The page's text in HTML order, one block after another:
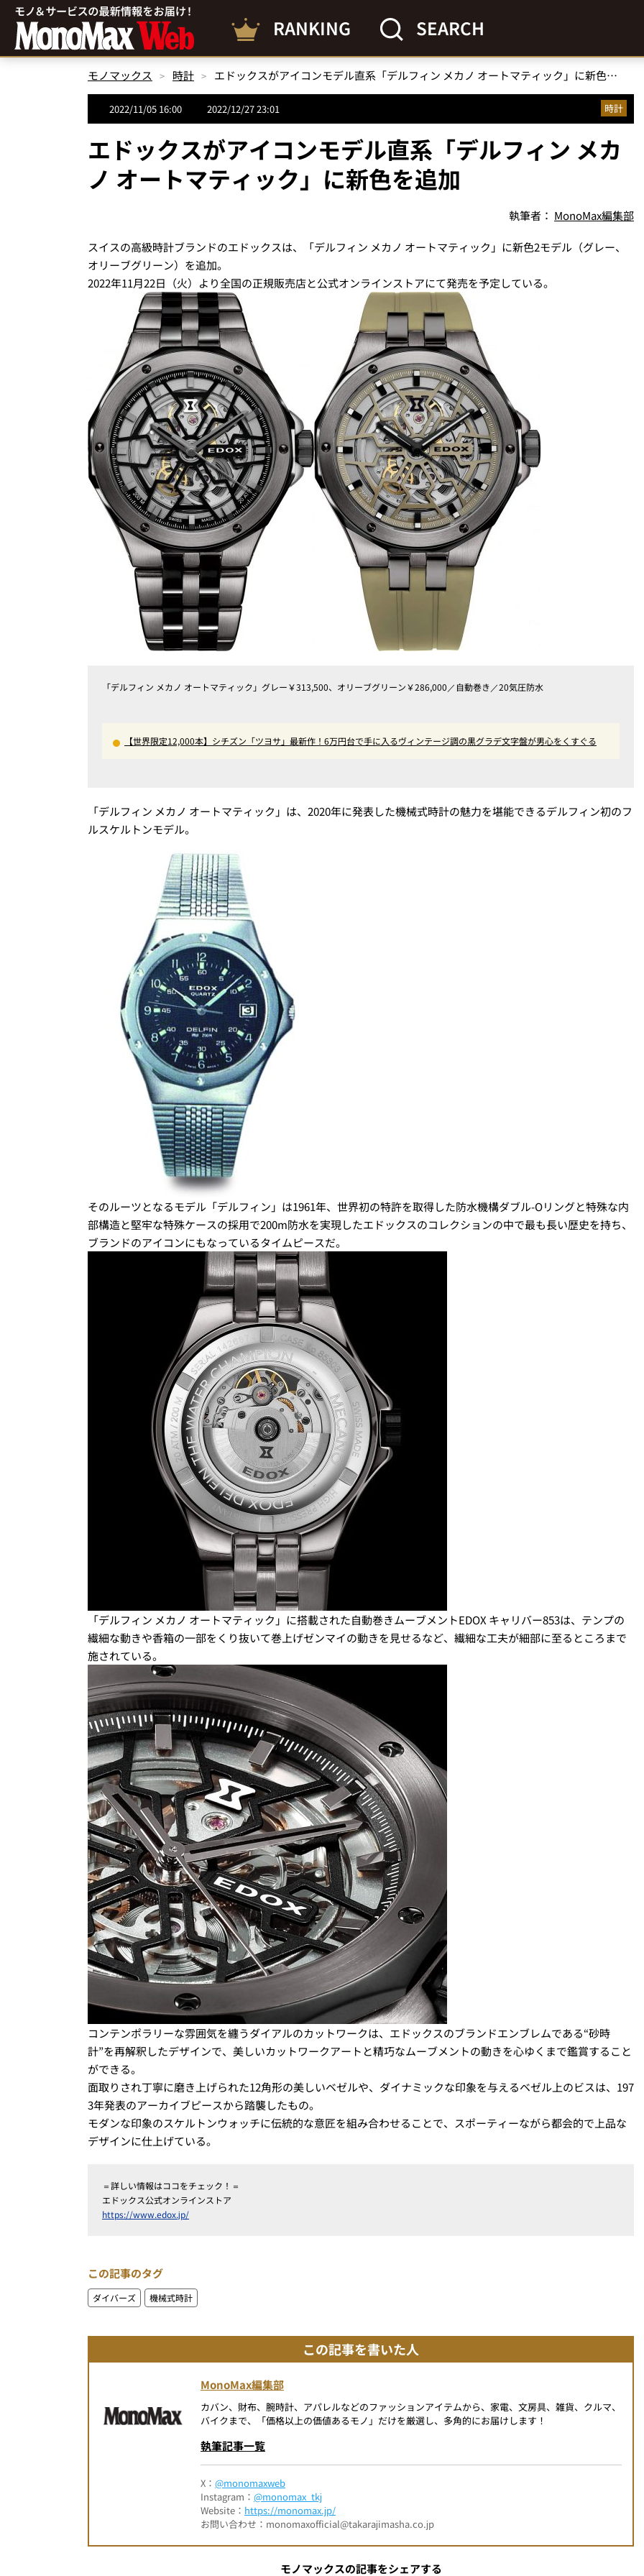
RANKING SEARCH
モノマックス 時計 エドックスがアイコンモデル直系「デルフィン メカノ オートマティック」に新色を追加
2022/11/05 16:00 2022/12/27 23:01 時計
エドックスがアイコンモデル直系「デルフィン メカ
ノ オートマティック」に新色を追加
執筆者： MonoMax編集部
スイスの高級時計ブランドのエドックスは、「デルフィン メカノ オートマティック」に新色2モデル（グレー、
オリーブグリーン）を追加。
2022年11月22日（火）より全国の正規販売店と公式オンラインストアにて発売を予定している。
「デルフィン メカノ オートマティック」グレー￥313,500、オリーブグリーン￥286,000／自動巻き／20気圧防水
【世界限定12,000本】シチズン「ツヨサ」最新作！6万円台で手に入るヴィンテージ調の黒グラデ文字盤が男心をくすぐる
「デルフィン メカノ オートマティック」は、2020年に発表した機械式時計の魅力を堪能できるデルフィン初のフ
ルスケルトンモデル。
そのルーツとなるモデル「デルフィン」は1961年、世界初の特許を取得した防水機構ダブル-Oリングと特殊な内
部構造と堅牢な特殊ケースの採用で200m防水を実現したエドックスのコレクションの中で最も長い歴史を持ち、
ブランドのアイコンにもなっているタイムピースだ。
「デルフィン メカノ オートマティック」に搭載された自動巻きムーブメントEDOX キャリバー853は、テンプの
繊細な動きや香箱の一部をくり抜いて巻上げゼンマイの動きを見せるなど、繊細な工夫が細部に至るところまで
施されている。
コンテンポラリーな雰囲気を纏うダイアルのカットワークは、エドックスのブランドエンブレムである“砂時
計”を再解釈したデザインで、美しいカットワークアートと精巧なムーブメントの動きを心ゆくまで鑑賞すること
ができる。
面取りされ丁寧に磨き上げられた12角形の美しいベゼルや、ダイナミックな印象を与えるベゼル上のビスは、197
3年発表のアーカイブピースから踏襲したもの。
モダンな印象のスケルトンウォッチに伝統的な意匠を組み合わせることで、スポーティーながら都会的で上品な
デザインに仕上げている。
＝詳しい情報はココをチェック！＝
エドックス公式オンラインストア
https://www.edox.jp/
この記事のタグ
ダイバーズ 機械式時計
この記事を書いた人
MonoMax編集部
カバン、財布、腕時計、アパレルなどのファッションアイテムから、家電、文房具、雑貨、クルマ、
バイクまで、「価格以上の価値あるモノ」だけを厳選し、多角的にお届けします！
執筆記事一覧
X： @monomaxweb
Instagram： @monomax_tkj
Website： https://monomax.jp/
お問い合わせ：monomaxofficial@takarajimasha.co.jp
モノマックスの記事をシェアする